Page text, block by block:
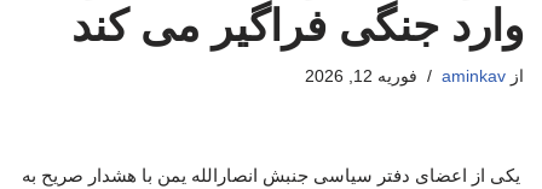
وارد جنگی فراگیر می کند
از aminkav فوریه 12, 2026
یکی از اعضای دفتر سیاسی جنبش انصارالله یمن با هشدار صریح به